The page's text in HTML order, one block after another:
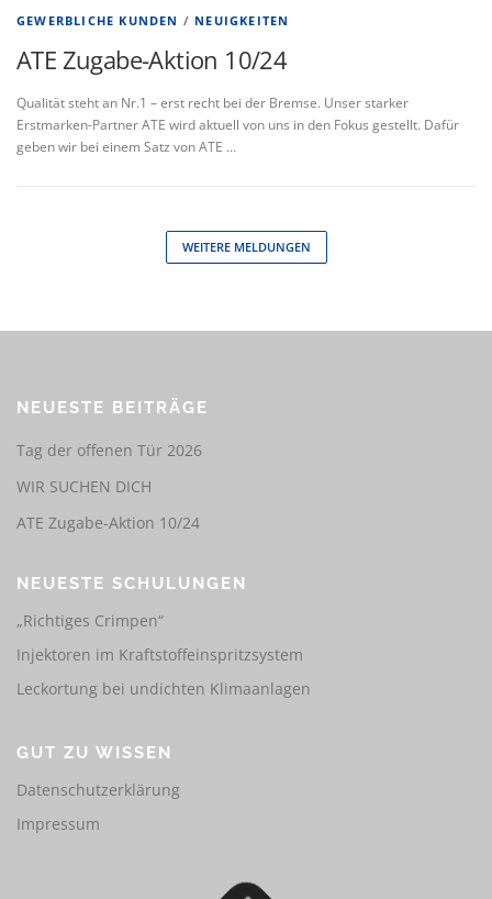
GEWERBLICHE KUNDEN / NEUIGKEITEN
ATE Zugabe-Aktion 10/24
Qualität steht an Nr.1 – erst recht bei der Bremse. Unser starker
Erstmarken-Partner ATE wird aktuell von uns in den Fokus gestellt. Dafür
geben wir bei einem Satz von ATE …
WEITERE MELDUNGEN
NEUESTE BEITRÄGE
Tag der offenen Tür 2026
WIR SUCHEN DICH
ATE Zugabe-Aktion 10/24
NEUESTE SCHULUNGEN
„Richtiges Crimpen“
Injektoren im Kraftstoffeinspritzsystem
Leckortung bei undichten Klimaanlagen
GUT ZU WISSEN
Datenschutzerklärung
Impressum